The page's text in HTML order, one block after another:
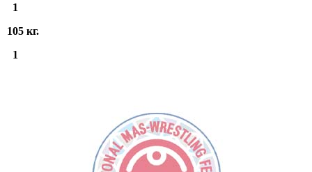
1
105 кг.
1